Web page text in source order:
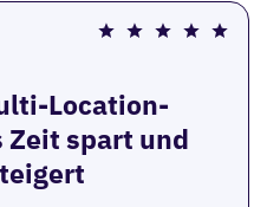
Location-
Zeit spart und